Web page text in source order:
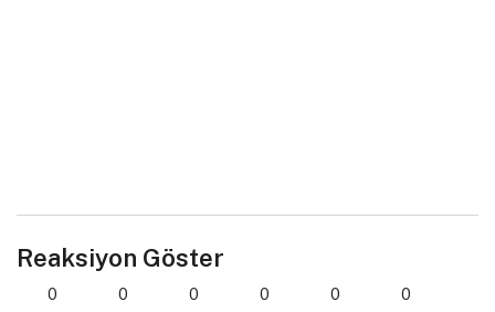
Reaksiyon Göster
0 0 0 0 0 0